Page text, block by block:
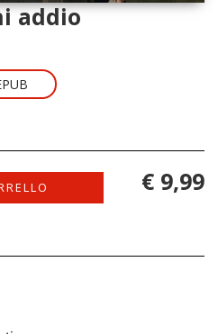
addio
€ 9,99